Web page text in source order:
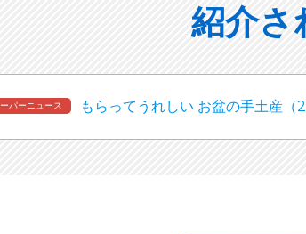
紹介さ
パーニュース もらってうれしい お盆の手土産（